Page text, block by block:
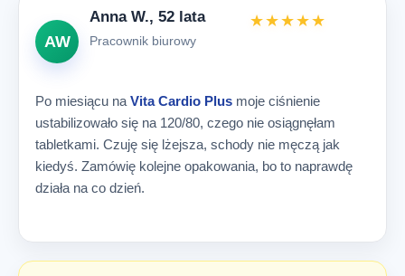
AW
Anna W., 52 lata
Pracownik biurowy
★★★★★
Po miesiącu na Vita Cardio Plus moje ciśnienie
ustabilizowało się na 120/80, czego nie osiągnęłam
tabletkami. Czuję się lżejsza, schody nie męczą jak
kiedyś. Zamówię kolejne opakowania, bo to naprawdę
działa na co dzień.